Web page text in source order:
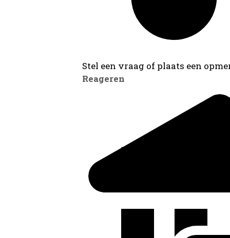
Stel een vraag of plaats een
Reageren